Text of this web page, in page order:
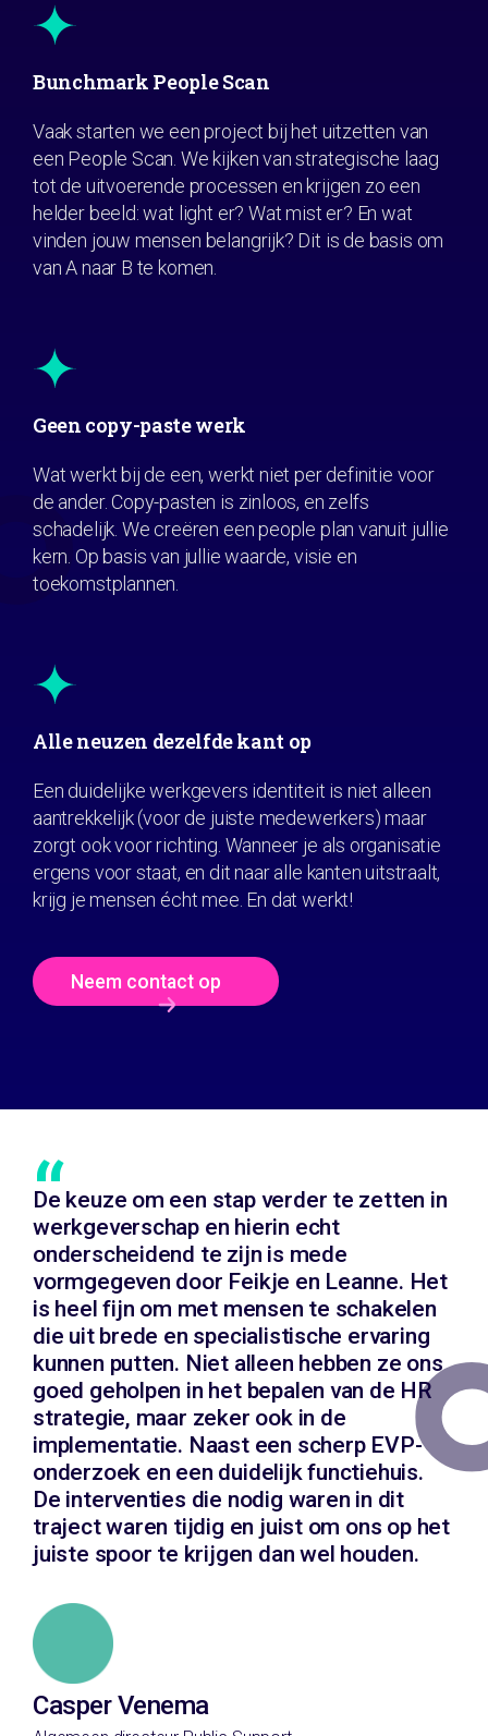
Bunchmark People Scan
Vaak starten we een project bij het uitzetten van
een People Scan. We kijken van strategische laag
tot de uitvoerende processen en krijgen zo een
helder beeld: wat light er? Wat mist er? En wat
vinden jouw mensen belangrijk? Dit is de basis om
van A naar B te komen.
Geen copy-paste werk
Wat werkt bij de een, werkt niet per definitie voor
de ander. Copy-pasten is zinloos, en zelfs
schadelijk. We creëren een people plan vanuit jullie
kern. Op basis van jullie waarde, visie en
toekomstplannen.
Alle neuzen dezelfde kant op
Een duidelijke werkgevers identiteit is niet alleen
aantrekkelijk (voor de juiste medewerkers) maar
zorgt ook voor richting. Wanneer je als organisatie
ergens voor staat, en dit naar alle kanten uitstraalt,
krijg je mensen écht mee. En dat werkt!
Neem contact op
“
De keuze om een stap verder te zetten in
werkgeverschap en hierin echt
onderscheidend te zijn is mede
vormgegeven door Feikje en Leanne. Het
is heel fijn om met mensen te schakelen
die uit brede en specialistische ervaring
kunnen putten. Niet alleen hebben ze ons
goed geholpen in het bepalen van de HR
strategie, maar zeker ook in de
implementatie. Naast een scherp EVP-
onderzoek en een duidelijk functiehuis.
De interventies die nodig waren in dit
traject waren tijdig en juist om ons op het
juiste spoor te krijgen dan wel houden.
Casper Venema